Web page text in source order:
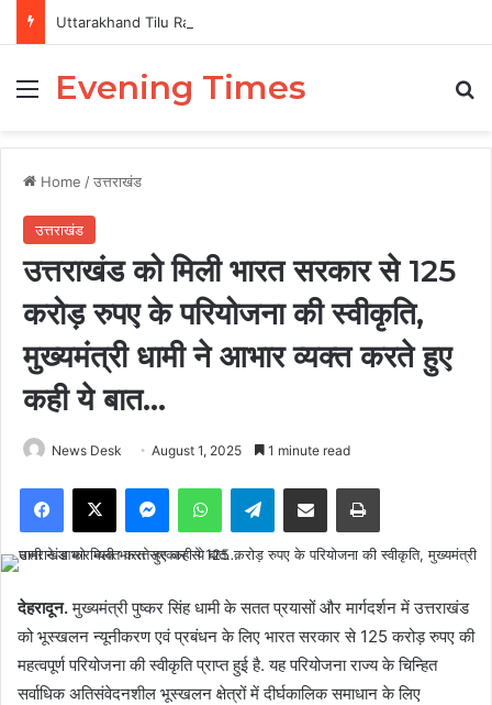
MenuEvening Times
Home /उत्तराखंड
उत्तराखंड
उत्तराखंड को मिली भारत सरकार से 125
करोड़ रुपए के परियोजना की स्वीकृति,
मुख्यमंत्री धामी ने आभार व्यक्त करते हुए
कही ये बात…
News Desk August 1, 2025 1 minute read
Facebook
X MessengerWhatsAppTelegramShare via Email Print
देहरादून.मुख्यमंत्री पुष्कर सिंह धामी के सतत प्रयासों और मार्गदर्शन में उत्तराखंड
को भूस्खलन न्यूनीकरण एवं प्रबंधन के लिए भारत सरकार से 125 करोड़ रुपए की
महत्वपूर्ण परियोजना की स्वीकृति प्राप्त हुई है. यह परियोजना राज्य के चिन्हित
सर्वाधिक अतिसंवेदनशील भूस्खलन क्षेत्रों में दीर्घकालिक समाधान के लिए